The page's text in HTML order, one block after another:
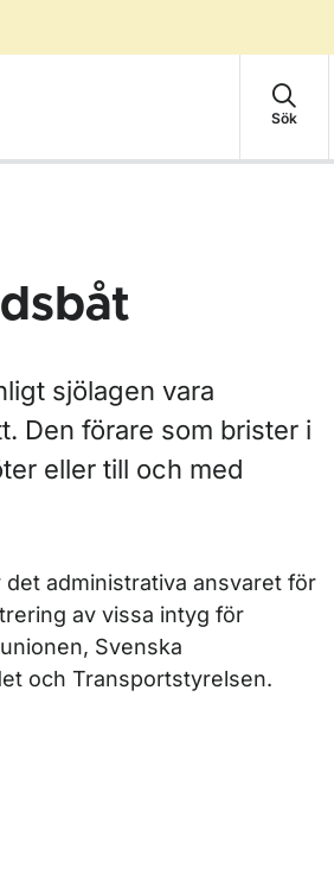
Sök
sjölagen vara
Den förare som brister i
eller till och med
administrativa ansvaret för
av vissa intyg för
Svenska
och Transportstyrelsen.